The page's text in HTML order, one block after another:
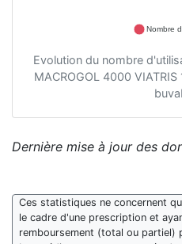
Nombre
Evolution du nombre
MACROGOL 4000
Dernière mise à jour des
Ces statistiques ne concernent
le cadre d'une prescription et
remboursement (total ou partiel)